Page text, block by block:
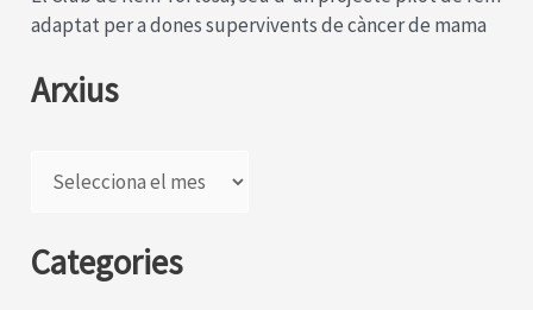
adaptat per a dones supervivents de càncer de mama
Arxius
x
Categories